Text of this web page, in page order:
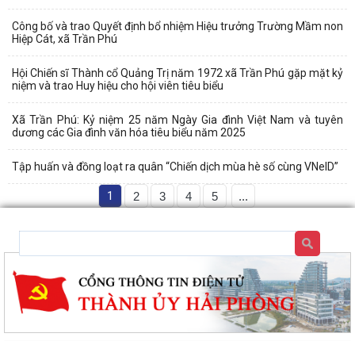
Công bố và trao Quyết định bổ nhiệm Hiệu trưởng Trường Mầm non
Hiệp Cát, xã Trần Phú
Hội Chiến sĩ Thành cổ Quảng Trị năm 1972 xã Trần Phú gặp mặt kỷ
niệm và trao Huy hiệu cho hội viên tiêu biểu
Xã Trần Phú: Kỷ niệm 25 năm Ngày Gia đình Việt Nam và tuyên
dương các Gia đình văn hóa tiêu biểu năm 2025
Tập huấn và đồng loạt ra quân “Chiến dịch mùa hè số cùng VNeID”
1 2 3 4 5 ...